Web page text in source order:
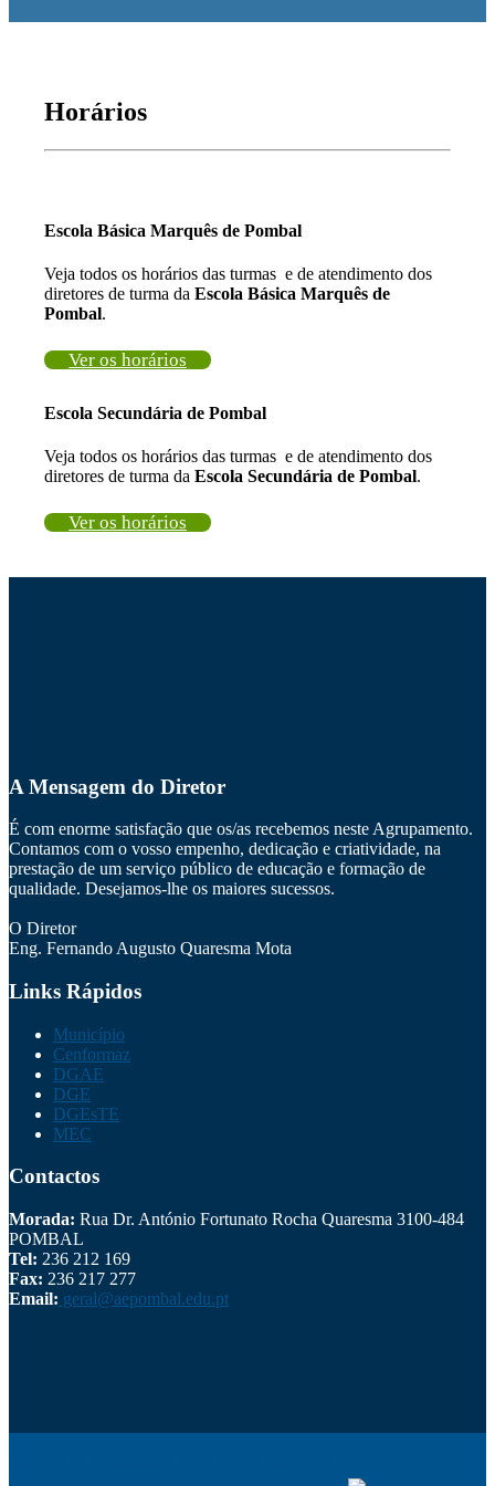
Horários
Escola Básica Marquês de Pombal
Veja todos os horários das turmas e de atendimento dos
diretores de turma da Escola Básica Marquês de
Pombal.
Ver os horários
Escola Secundária de Pombal
Veja todos os horários das turmas e de atendimento dos
diretores de turma da Escola Secundária de Pombal.
Ver os horários
A Mensagem do Diretor
É com enorme satisfação que os/as recebemos neste Agrupamento.
Contamos com o vosso empenho, dedicação e criatividade, na
prestação de um serviço público de educação e formação de
qualidade. Desejamos-lhe os maiores sucessos.
O Diretor
Eng. Fernando Augusto Quaresma Mota
Links Rápidos
Município
Cenformaz
DGAE
DGE
DGEsTE
MEC
Contactos
Morada: Rua Dr. António Fortunato Rocha Quaresma 3100-484
POMBAL
Tel: 236 212 169
Fax: 236 217 277
Email: geral@aepombal.edu.pt